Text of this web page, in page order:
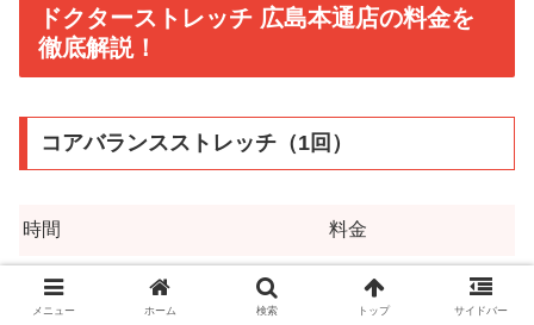
ドクターストレッチ 広島本通店の料金を
徹底解説！
コアバランスストレッチ（1回）
時間 料金
40分
上半身or下半身のみ 5,940円
メニュー ホーム 検索 トップ サイドバー